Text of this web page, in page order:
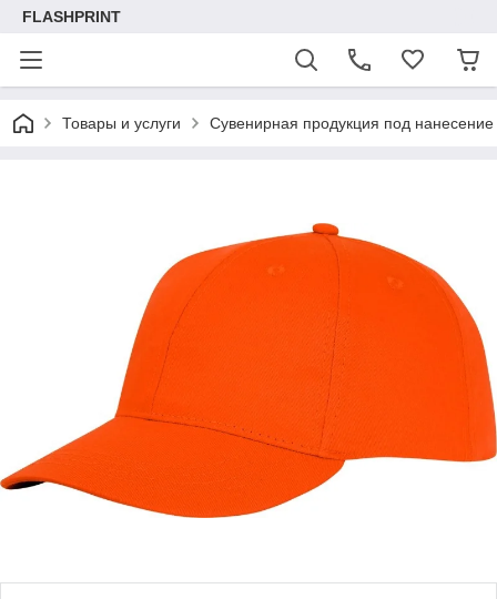
FLASHPRINT
Товары и услуги Сувенирная продукция под нанесение